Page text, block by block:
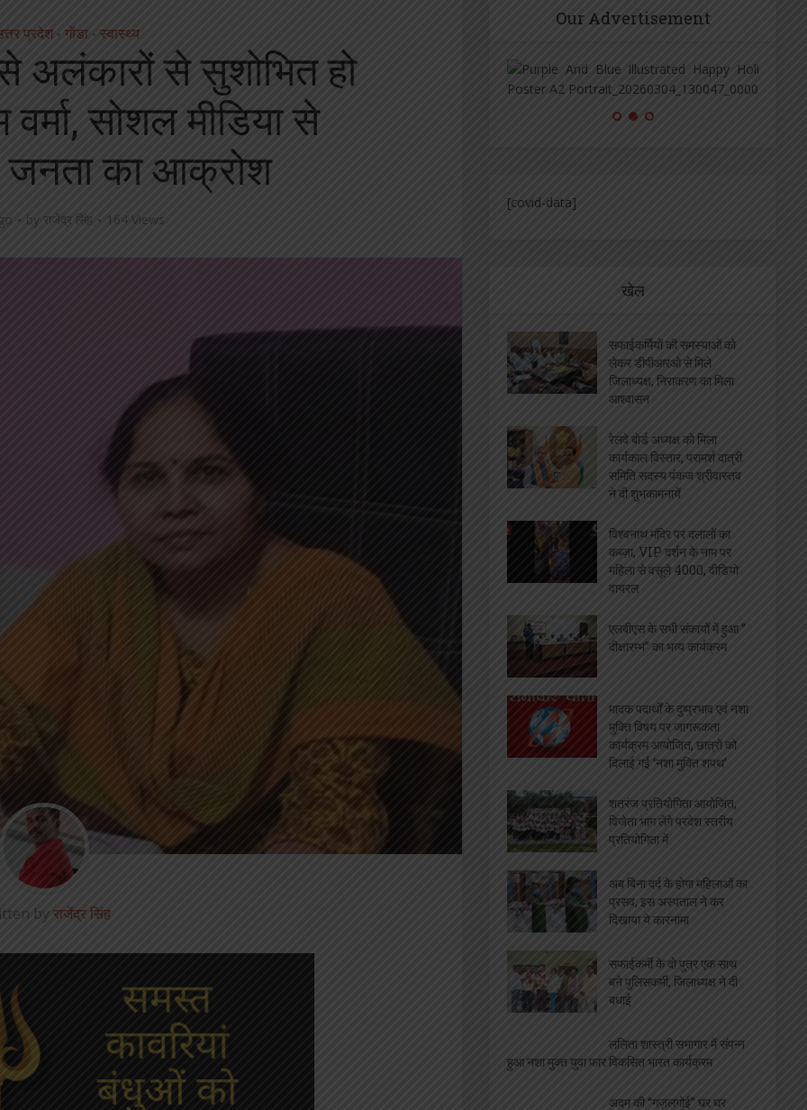
प्रदेश गोंडा • स्वास्थ्य
अलंकारों से सुशोभित हो
सोशल मीडिया से
जनता का आक्रोश
byराजेंद्र सिंह 164 Views
byराजेंद्र सिंह
Our Advertisement
[covid-data]
खेल
लेकर डीपीआरओ से मिले
जिलाध्यक्ष, निराकरण का मिला
रेलवे बोर्ड अध्यक्ष को मिला
कार्यकाल विस्तार, परामर्श दात्री
समिति सदस्य पंकज श्रीवास्तव
ने दी शुभकामनायें
विश्वनाथ मंदिर पर दलालों का
कब्ज़ा, VIP दर्शन के नाम पर
महिला से वसूले 4000, वीडियो
वायरल
एलबीएस के सभी संकायों में हुआ ”
दीक्षारम्भ” का भव्य कार्यक्रम
मादक पदार्थों के दुष्प्रभाव एवं नशा
मुक्ति विषय पर जागरूकता
कार्यक्रम आयोजित, छात्रों को
शतरंज प्रतियोगिता आयोजित,
प्रतियोगिता में